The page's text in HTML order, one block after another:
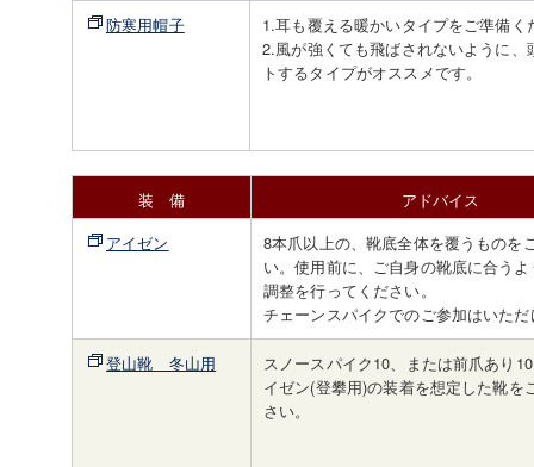
防寒用帽子
1.耳も覆える暖かいタイプをご準備く
2.風が強くても飛ばされないように、
トするタイプがオススメです。
装 備
アドバイス
アイゼン
8本爪以上の、靴底全体を覆うものを
い。使用前に、ご自身の靴底に合う
調整を行ってください。
チェーンスパイクでのご参加はいた
登山靴 冬山用
スノースパイク10、または前爪あり
イゼン(登攀用)の装着を想定した靴を
さい。